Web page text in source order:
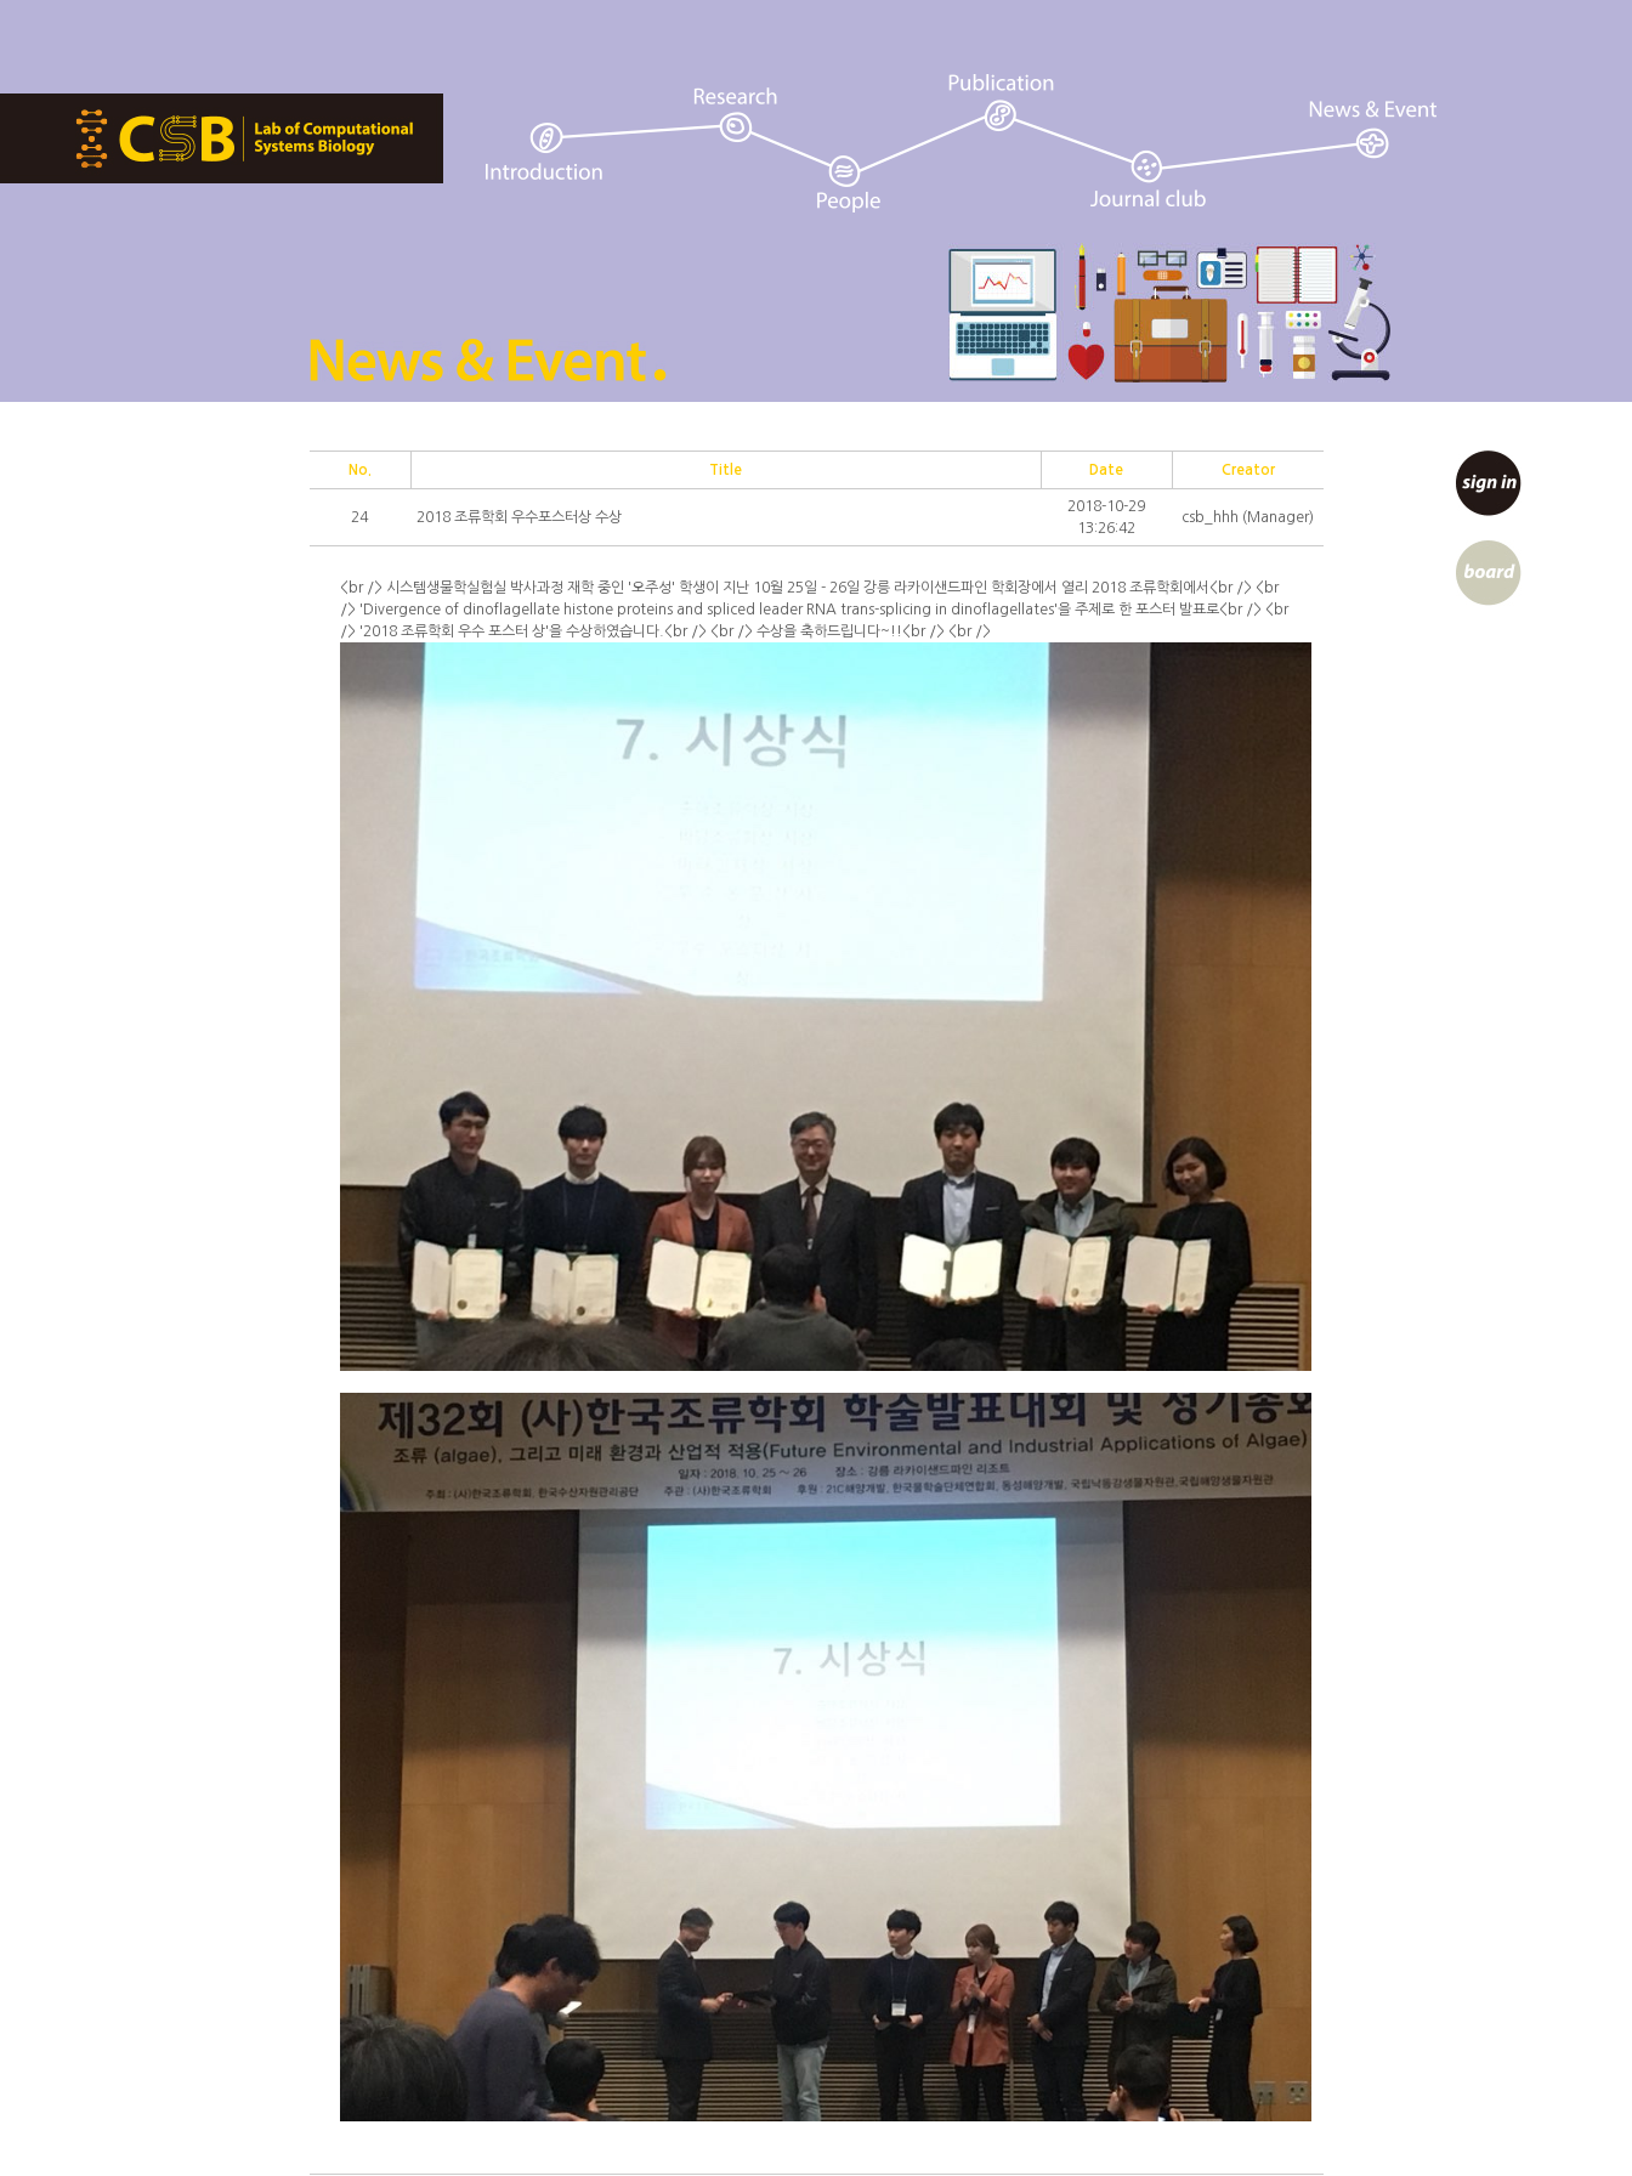
No. Title Date Creator
24 2018 조류학회 우수포스터상 수상
2018-10-29
13:26:42
csb_hhh (Manager)
<br /> 시스템생물학실험실 박사과정 재학 중인 '오주성' 학생이 지난 10월 25일 - 26일 강릉 라카이샌드파인 학회장에서 열리 2018 조류학회에서<br /> <br
/> 'Divergence of dinoflagellate histone proteins and spliced leader RNA trans-splicing in dinoflagellates'을 주제로 한 포스터 발표로<br /> <br
/> '2018 조류학회 우수 포스터 상'을 수상하였습니다.<br /> <br /> 수상을 축하드립니다~!!<br /> <br />